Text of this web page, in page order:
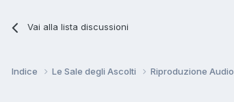
Vai alla lista discussioni
Indice Le Sale degli Ascolti Riproduzione Audio